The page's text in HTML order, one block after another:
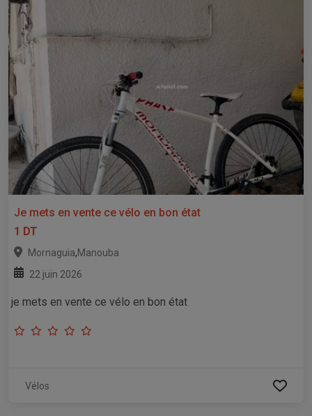
Je mets en vente ce vélo en bon état
1 DT
Mornaguia,Manouba
22 juin 2026
je mets en vente ce vélo en bon état
Vélos